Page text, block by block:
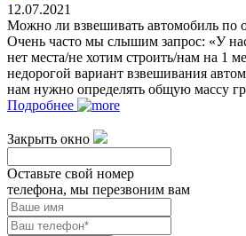
12.07.2021
Можно ли взвешивать автомобиль по
Очень часто мы слышим запрос: «У
нет места/не хотим строить/нам на 1
недорогой вариант взвешивания
нам нужно определять общую массу
Подробнее
Закрыть окно
Оставьте свой номер
телефона, мы перезвоним вам